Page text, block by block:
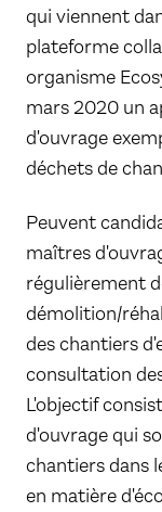
qui viennent
plateforme
organisme
mars 2020 un
d'ouvrage
déchets de
Peuvent
maîtres
régulièrement
démolition/
des chantiers
consultation
L'objectif
d'ouvrage qui
chantiers dans
en matière